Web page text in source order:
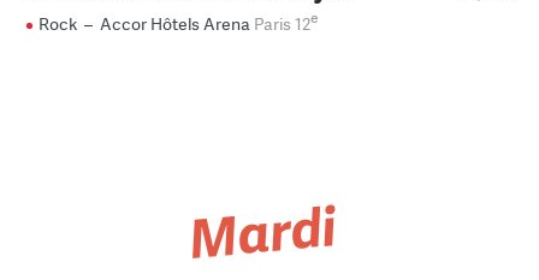
Rock – Accor Hôtels Arena Paris 12e
Mardi